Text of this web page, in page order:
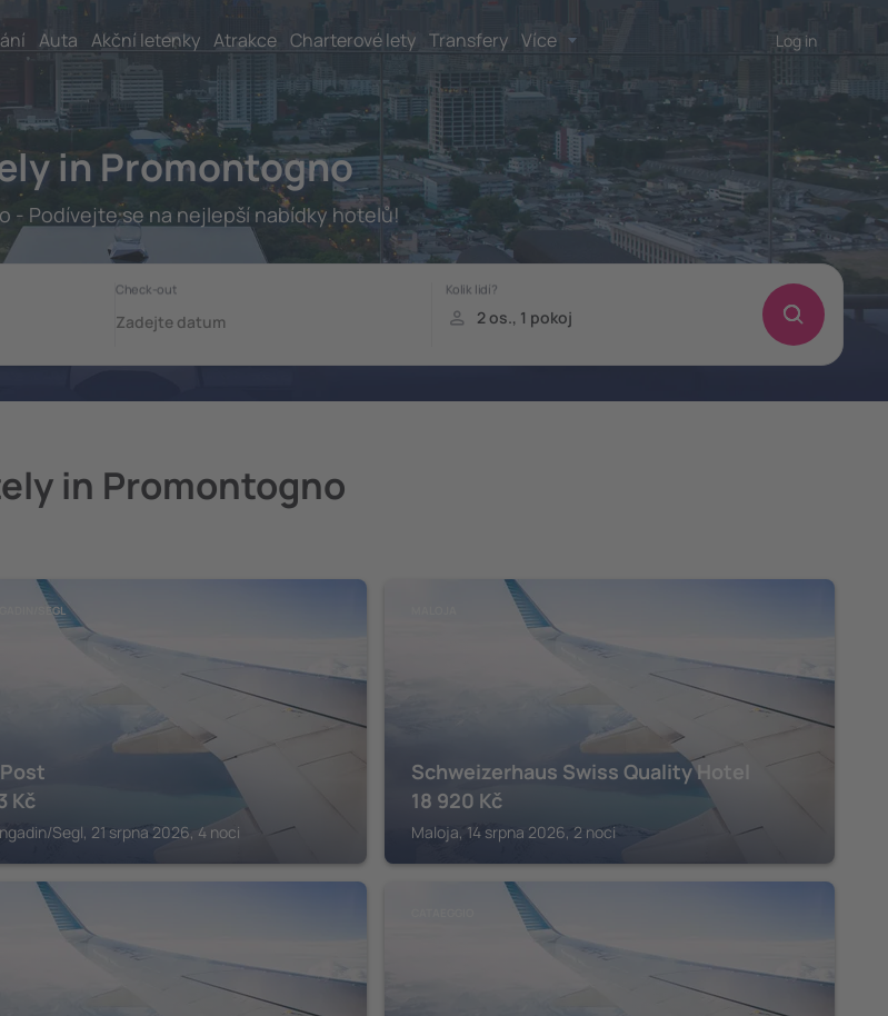
Auta Akční letenky Atrakce Charterové lety Transfery Více Log in
in Promontogno
- Podívejte se na nejlepší nabídky hotelů!
in Promontogno
SEGL
Kč
Segl, 21 srpna 2026, 4 noci
Schweizerhaus Swiss Quality Hotel
18 920 Kč
Maloja, 14 srpna 2026, 2 noci